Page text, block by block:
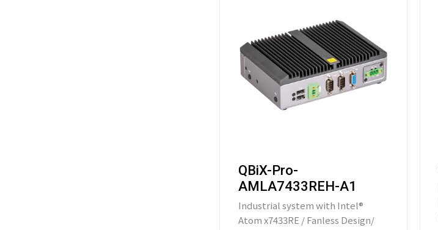
QBiX-Pro-
AMLA7433REH-A1
Industrial system with Intel®
Atom x7433RE / Fanless Design/